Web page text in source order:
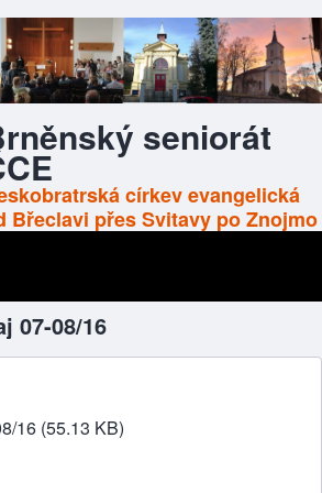
seniorát
církev evangelická
Břeclavi přes Svitavy po Znojmo
07-08/16
16 (55.13 KB)